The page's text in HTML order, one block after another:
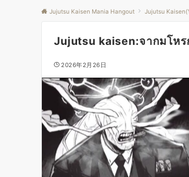
Jujutsu Kaisen Mania Hangout Jujutsu
Jujutsu kaisen:จากมโห
2026年2月26日